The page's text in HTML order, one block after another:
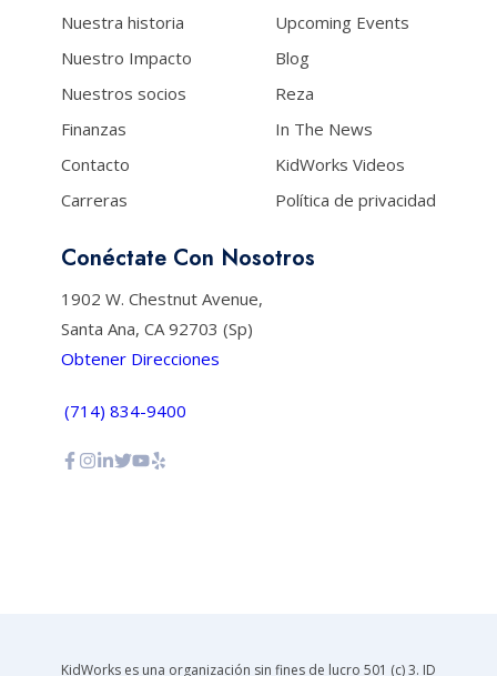
Nuestra historia
Nuestro Impacto
Nuestros socios
Finanzas
Contacto
Carreras
Upcoming Events
Blog
Reza
In The News
KidWorks Videos
Política de privacidad
Conéctate Con Nosotros
1902 W. Chestnut Avenue,
Santa Ana, CA 92703 (Sp)
Obtener Direcciones
(714) 834-9400
KidWorks es una organización sin fines de lucro 501 (c) 3. ID